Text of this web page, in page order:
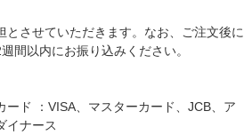
とさせていただきます。なお、ご注文後に
間以内にお振り込みください。
ード ：VISA、マスターカード、JCB、ア
イナース